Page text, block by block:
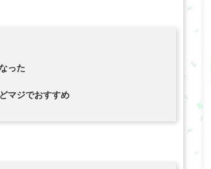
った
マジでおすすめ